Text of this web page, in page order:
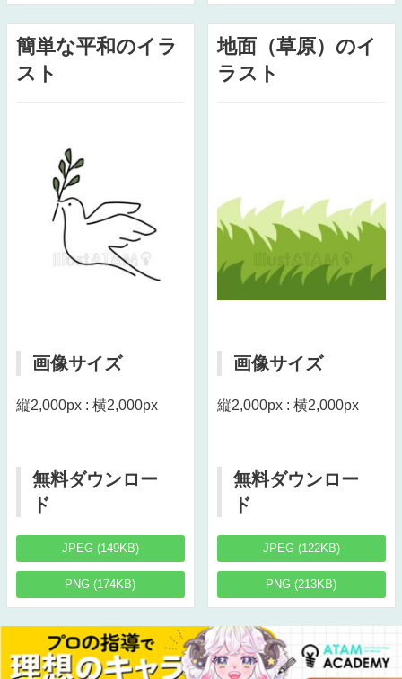
簡単な平和のイラ
スト
画像サイズ
縦2,000px : 横2,000px
無料ダウンロー
ド
JPEG (149KB)
PNG (174KB)
地面（草原）のイ
ラスト
画像サイズ
縦2,000px : 横2,000px
無料ダウンロー
ド
JPEG (122KB)
PNG (213KB)